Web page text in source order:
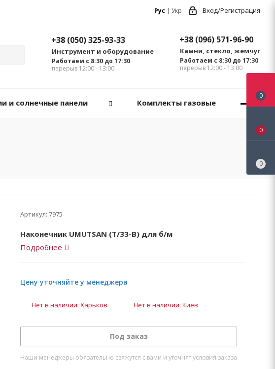
Рус | Укр Вход/Регистрация
+38 (096) 571-96-90
Камни, стекло, жемчуг
Работаем с 8:30 до 17:30
перерыв 12:00 - 13:00
+38 (050) 325-93-33
Инструмент и оборудование
Работаем с 8:30 до 17:30
перерыв 12:00 - 13:00
и солнечные панели Комплекты газовые
Артикул: 7975
Наконечник UMUTSAN (Т/33-В) для б/м
Подробнее
Цену уточняйте у менеджера
Нет в наличии: Харьков Нет в наличии: Киев
Под заказ
Наши менеджеры обязательно свяжутся с вами и уточнят условия заказа
0
0
0